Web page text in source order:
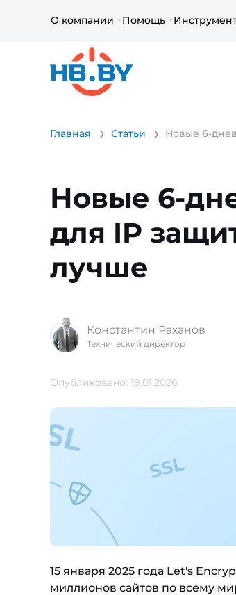
О компании Помощь
Главная Статьи Новые 6-
Новые 6-
для IP
лучше
Константин Раханов
Технический директор
Опубликовано: 19.01.2026
15 января 2025 года Let's
миллионов сайтов по всему